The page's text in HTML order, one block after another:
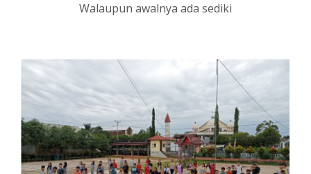
Walaupun awalnya ada sediki